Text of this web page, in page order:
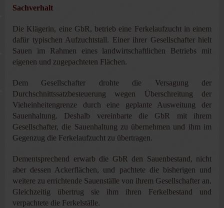
Sachverhalt
Die Klägerin, eine GbR, betrieb eine Ferkelaufzucht in einem
dafür typischen Aufzuchtstall. Einer ihrer Gesellschafter hielt
Sauen im Rahmen eines landwirtschaftlichen Betriebs mit
eigenen und zugepachteten Flächen.
Dem Gesellschafter drohte die Versagung der
Durchschnittssatzbesteuerung wegen Überschreitung der
Vieheinheitengrenze durch eine geplante Ausweitung der
Sauenhaltung. Deshalb vereinbarte die GbR mit ihrem
Gesellschafter, die Sauenhaltung zu übernehmen und ihm im
Gegenzug die Ferkelaufzucht zu übertragen.
Dementsprechend erwarb die GbR den Sauenbestand, nicht
aber dessen Ackerflächen, und pachtete die bisherigen und
weitere zu errichtende Sauenställe von ihrem Gesellschafter an.
Gleichzeitig übertrug sie ihm ihren Ferkelbestand und
verpachtete die Ferkelställe.